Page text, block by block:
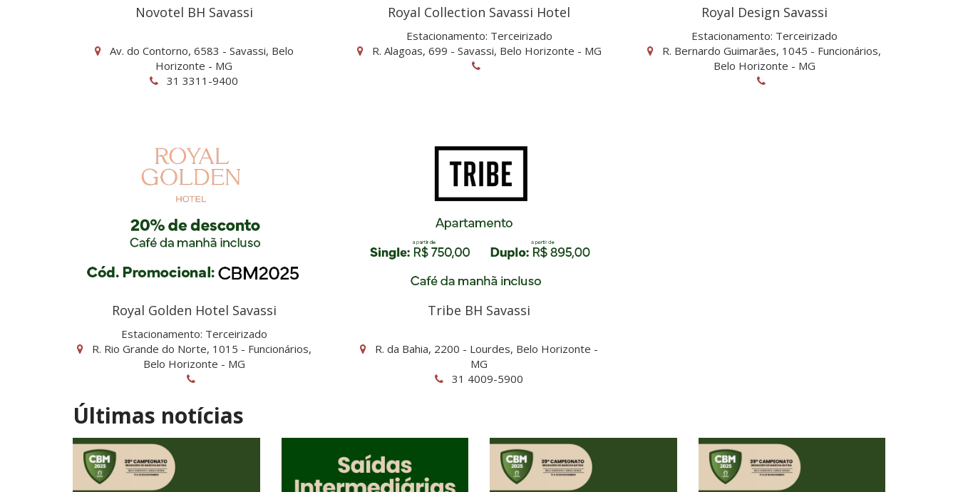
Novotel BH Savassi
Av. do Contorno, 6583 - Savassi, Belo
Horizonte - MG
31 3311-9400
Royal Collection Savassi Hotel
Estacionamento: Terceirizado
R. Alagoas, 699 - Savassi, Belo Horizonte - MG
Royal Design Savassi
Estacionamento: Terceirizado
R. Bernardo Guimarães, 1045 - Funcionários,
Belo Horizonte - MG
Royal Golden Hotel Savassi
Estacionamento: Terceirizado
R. Rio Grande do Norte, 1015 - Funcionários,
Belo Horizonte - MG
Tribe BH Savassi
R. da Bahia, 2200 - Lourdes, Belo Horizonte -
MG
31 4009-5900
Últimas notícias